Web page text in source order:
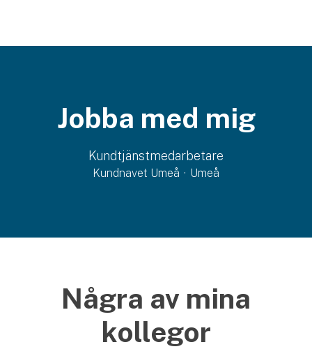
Jobba med mig
Kundtjänstmedarbetare
Kundnavet Umeå · Umeå
Några av mina
kollegor